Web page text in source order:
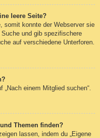
leere Seite?
somit konnte der Webserver sie
und gib spezifischere
auf verschiedene Unterforen.
„Nach einem Mitglied suchen“.
Themen finden?
lassen, indem du „Eigene